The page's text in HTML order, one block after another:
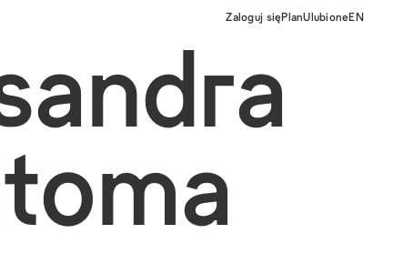
Zaloguj się PlanUlubione EN